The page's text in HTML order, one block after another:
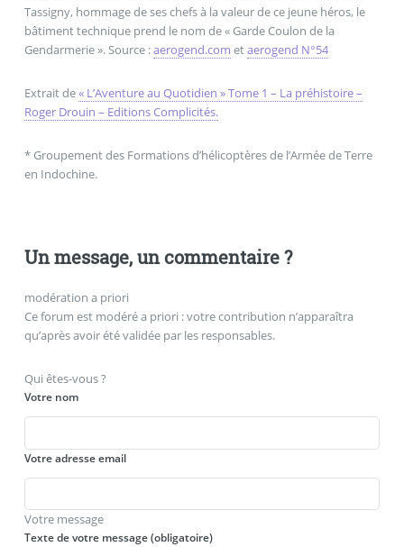
Tassigny, hommage de ses chefs à la valeur de ce jeune héros, le
bâtiment technique prend le nom de « Garde Coulon de la
Gendarmerie ». Source :aerogend.com etaerogend N°54
Extrait de« L’Aventure au Quotidien » Tome 1 – La préhistoire –
Roger Drouin – Editions Complicités.
* Groupement des Formations d’hélicoptères de l’Armée de Terre
en Indochine.
Un message, un commentaire ?
modération a priori
Ce forum est modéré a priori : votre contribution n’apparaîtra
qu’après avoir été validée par les responsables.
Qui êtes-vous ?
Votre nom
Votre adresse email
Votre message
Texte de votre message (obligatoire)